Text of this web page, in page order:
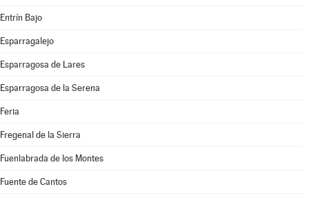
Entrín Bajo
Esparragalejo
Esparragosa de Lares
Esparragosa de la Serena
Feria
Fregenal de la Sierra
Fuenlabrada de los Montes
Fuente de Cantos